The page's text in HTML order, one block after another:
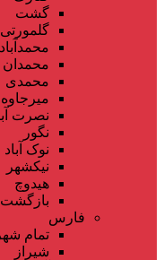
گشت
گلمورتی
محمدآباد
محمدان
محمدی
میرجاوه
نصرت
نگور
نوک آباد
نیکشهر
هیدوچ
بازگشت
فارس
تمام
شیراز